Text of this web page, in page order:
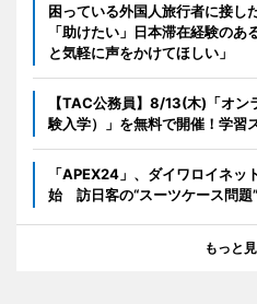
困っている外国人旅行者に接
「助けたい」日本滞在経験の
と気軽に声をかけてほしい」
【TAC公務員】8/13(木)「オ
験入学）」を無料で開催！学習
「APEX24」、ダイワロイネ
始 訪日客の“スーツケース問題
もっと